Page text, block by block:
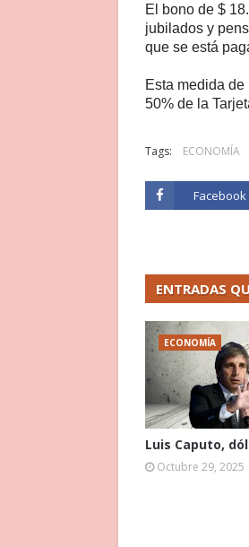
El bono de $
jubilados y
que se está
Esta medida
50% de la
Tags: ECONOMÍA
Facebook
ENTRADAS
ECONOMÍA
Luis Caputo,
Octubre 29, 2025